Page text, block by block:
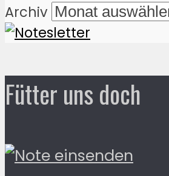
Archiv
Fütter uns doch